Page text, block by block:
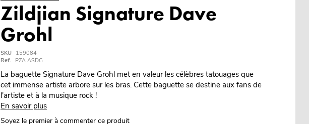
Zildjian Signature Dave
Grohl
SKU 159084
Ref.
PZA ASDG
La baguette Signature Dave Grohl met en valeur les célèbres tatouages que
cet immense artiste arbore sur les bras. Cette baguette se destine aux fans de
l'artiste et à la musique rock !
En savoir plus
Soyez le premier à commenter ce produit